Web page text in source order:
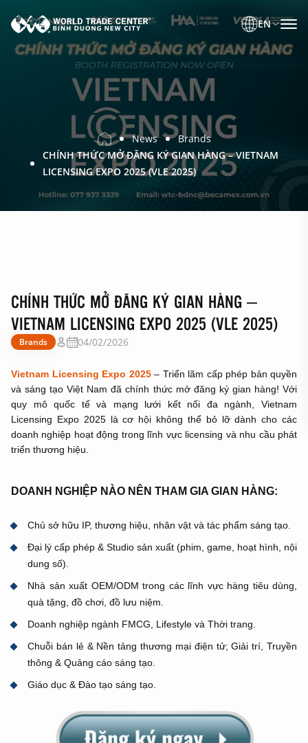
EN
News
Brands
CHÍNH THỨC MỞ ĐĂNG KÝ GIAN HÀNG – VIETNAM
LICENSING EXPO 2025 (VLE 2025)
CHÍNH THỨC MỞ ĐĂNG KÝ GIAN HÀNG –
VIETNAM LICENSING EXPO 2025 (VLE 2025)
Brands 04/02/2026
Vietnam Licensing Expo 2025– Triển lãm cấp phép bản quyền
và sáng tạo Việt Nam đã chính thức mở đăng ký gian hàng! Với
quy mô quốc tế và mạng lưới kết nối đa ngành, Vietnam
Licensing Expo 2025 là cơ hội không thể bỏ lỡ dành cho các
doanh nghiệp hoạt động trong lĩnh vực licensing và nhu cầu phát
triển thương hiệu.
DOANH NGHIỆP NÀO NÊN THAM GIA GIAN HÀNG:
Chủ sở hữu IP, thương hiệu, nhân vật và tác phẩm sáng tạo.
Đại lý cấp phép & Studio sản xuất (phim, game, hoạt hình, nội
dung số).
Nhà sản xuất OEM/ODM trong các lĩnh vực hàng tiêu dùng,
quà tặng, đồ chơi, đồ lưu niệm.
Doanh nghiệp ngành FMCG, Lifestyle và Thời trang.
Chuỗi bán lẻ & Nền tảng thương mại điện tử; Giải trí, Truyền
thông & Quảng cáo sáng tạo.
Giáo dục & Đào tạo sáng tạo.